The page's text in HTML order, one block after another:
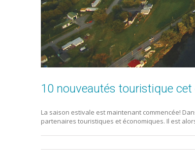
10 nouveautés touristique
La saison estivale est maintenant commencée!
partenaires touristiques et économiques. Il est